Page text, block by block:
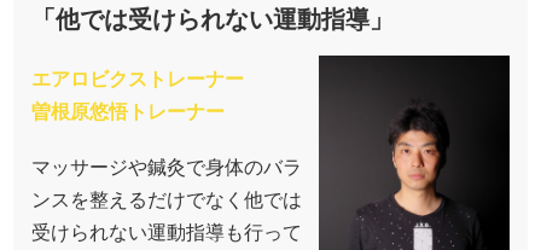
「他では受けられない運動指導」
エアロビクストレーナー
曽根原悠悟トレーナー
マッサージや鍼灸で身体のバラ
ンスを整えるだけでなく他では
受けられない運動指導も行って